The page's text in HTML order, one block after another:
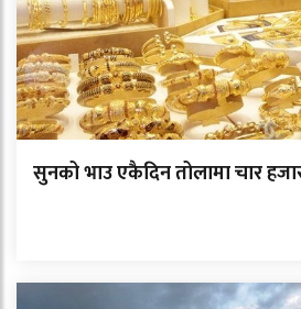
सुनको भाउ एकैदिन तोलामा चार